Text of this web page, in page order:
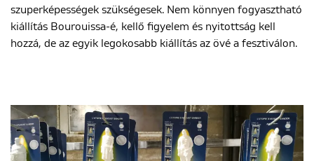
szuperképességek szükségesek. Nem könnyen fogyasztható
kiállítás Bourouissa-é, kellő figyelem és nyitottság kell
hozzá, de az egyik legokosabb kiállítás az övé a fesztiválon.